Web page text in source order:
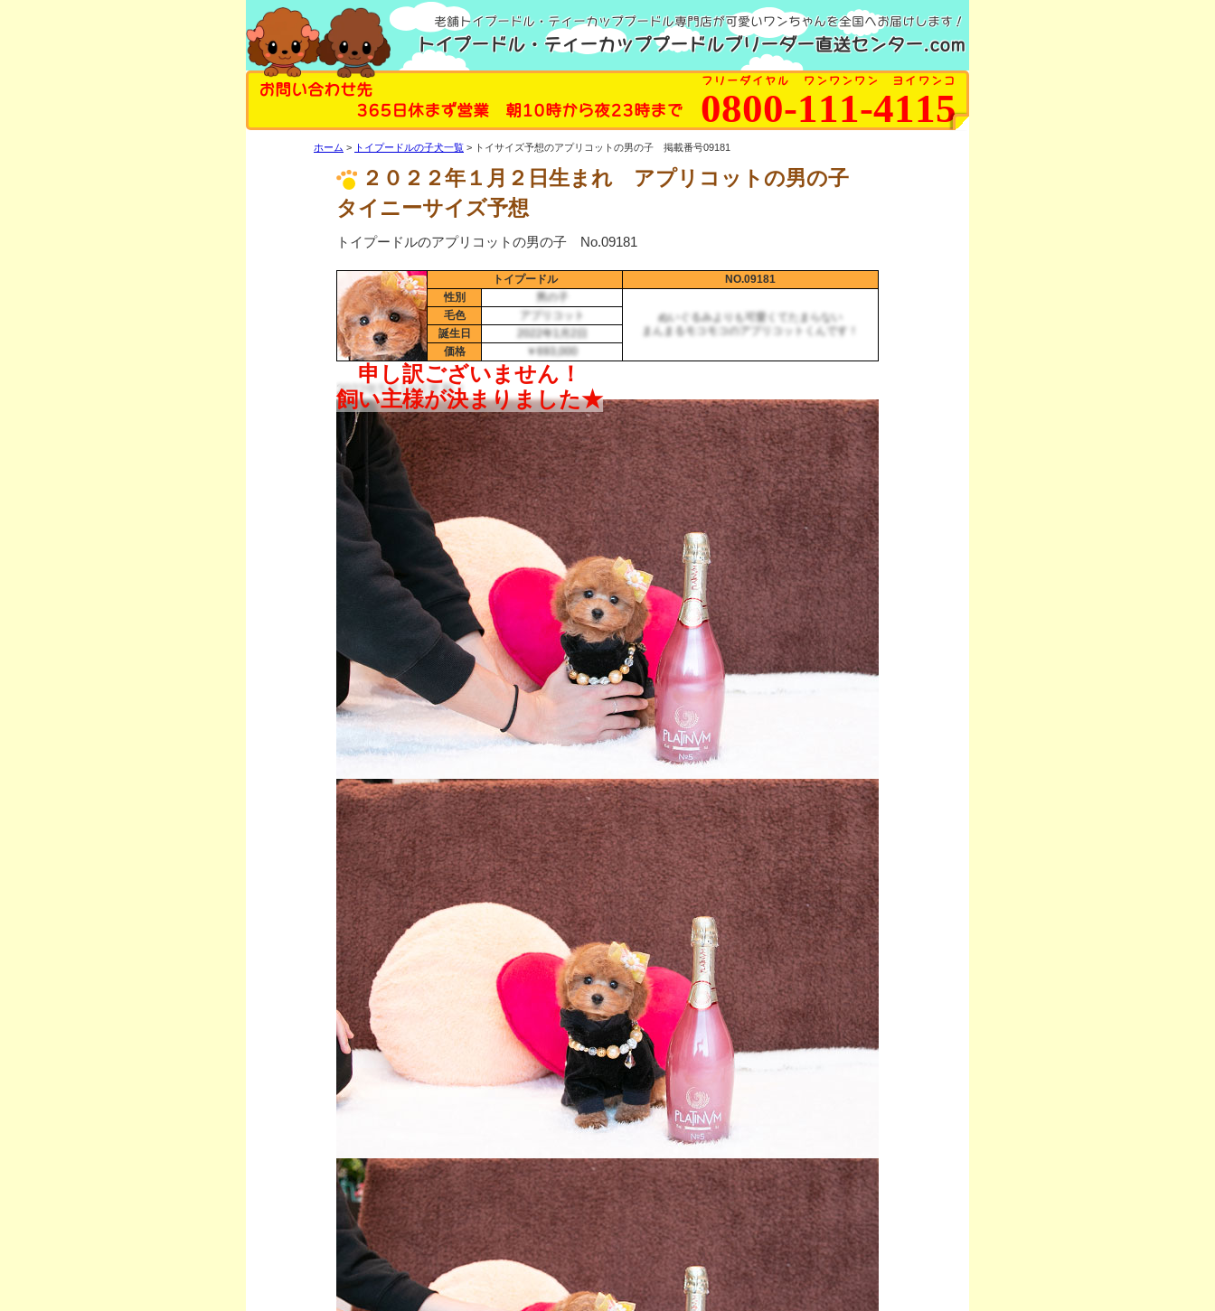
老舗トイプードル・ティーカッププードル専門店が可愛いワンちゃんを全国へお届けします！
トイプードル・ティーカッププードルブリーダー直送センター.com
お問い合わせ先
365日休まず営業 朝10時から夜23時まで
0800-111-4115
フリーダイヤル ワンワンワン ヨイワンコ
ホーム トイプードルの子犬一覧 トイサイズ予想のアプリコットの男の子 掲載番号09181
２０２２年１月２日生まれ アプリコットの男の子
タイニーサイズ予想
トイプードルのアプリコットの男の子 No.09181
トイプードル
NO.09181
性別
男の子
ぬいぐるみよりも可愛くてたまらない
まんまるモコモコのアプリコットくんです！
毛色
アプリコット
誕生日
2022年1月2日
価格
￥693,000
2022年5月14日更新！